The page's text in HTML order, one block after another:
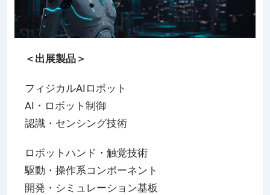
＜出展製品＞
フィジカルAIロボット
AI・ロボット制御
認識・センシング技術
ロボットハンド・触覚技術
駆動・操作系コンポーネント
開発・シミュレーション基板